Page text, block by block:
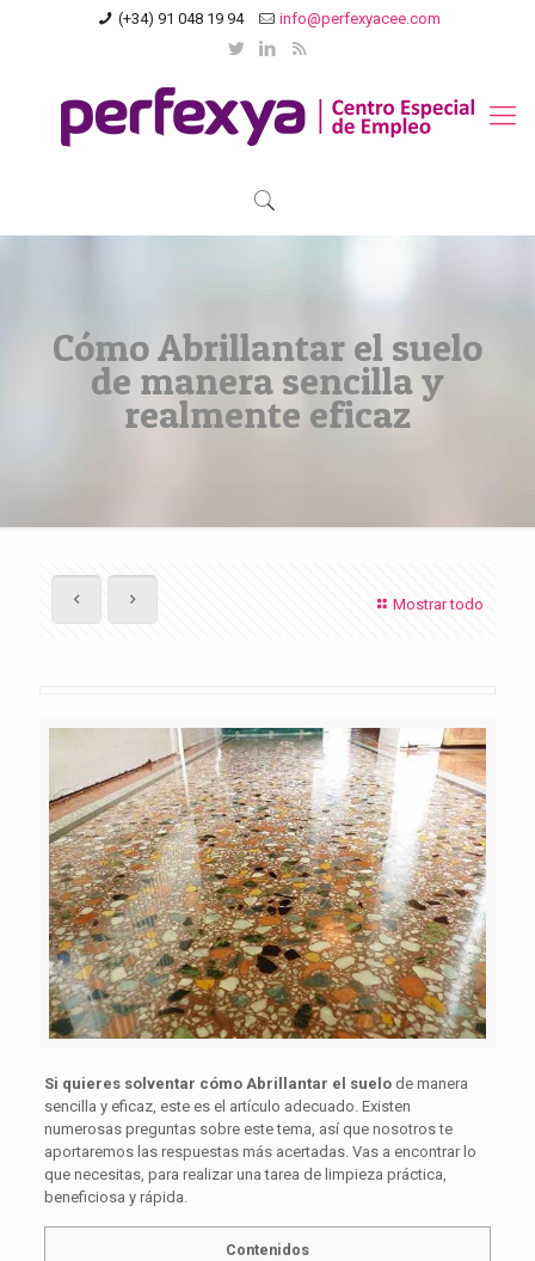
(+34) 91 048 19 94 info@perfexyacee.com
Cómo Abrillantar el suelo
de manera sencilla y
realmente eficaz
Mostrar todo
Si quieres solventar cómo Abrillantar el suelode manera
sencilla y eficaz, este es el artículo adecuado. Existen
numerosas preguntas sobre este tema, así que nosotros te
aportaremos las respuestas más acertadas. Vas a encontrar lo
que necesitas, para realizar una tarea de limpieza práctica,
beneficiosa y rápida.
Contenidos